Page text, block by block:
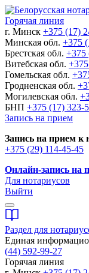
Горячая линия
г. Минск +375 (17)
Минская обл. +375
Брестская обл. +375
Витебская обл.
Гомельская обл.
Гродненская обл.
Могилевская обл.
БНП +375 (17) 323-
Запись на прием
Запись на прием к
+375 (29) 114-45-45
Онлайн-запись на
Для нотариусов
Выйти
Раздел для
Единая
(44) 592-99-27
Горячая линия